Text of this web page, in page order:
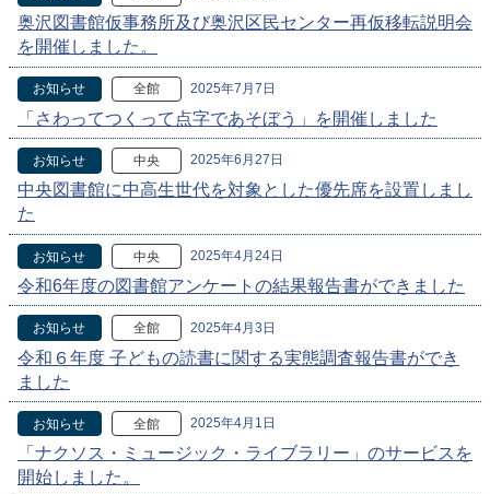
奥沢図書館仮事務所及び奥沢区民センター再仮移転説明会
を開催しました。
お知らせ 全館 2025年7月7日
「さわってつくって点字であそぼう」を開催しました
お知らせ 中央 2025年6月27日
中央図書館に中高生世代を対象とした優先席を設置しまし
た
お知らせ 中央 2025年4月24日
令和6年度の図書館アンケートの結果報告書ができました
お知らせ 全館 2025年4月3日
令和６年度 子どもの読書に関する実態調査報告書ができ
ました
お知らせ 全館 2025年4月1日
「ナクソス・ミュージック・ライブラリー」のサービスを
開始しました。